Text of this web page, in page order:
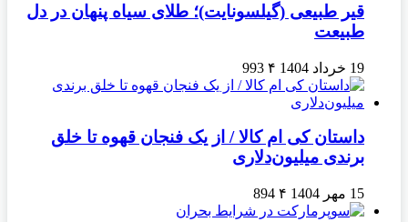
قیر طبیعی (گیلسونایت)؛ طلای سیاه پنهان در دل
طبیعت
19 خرداد 1404 ۴ 993
داستان کی ام کالا / از یک فنجان قهوه تا خلق
برندی میلیون‌دلاری
15 مهر 1404 ۴ 894